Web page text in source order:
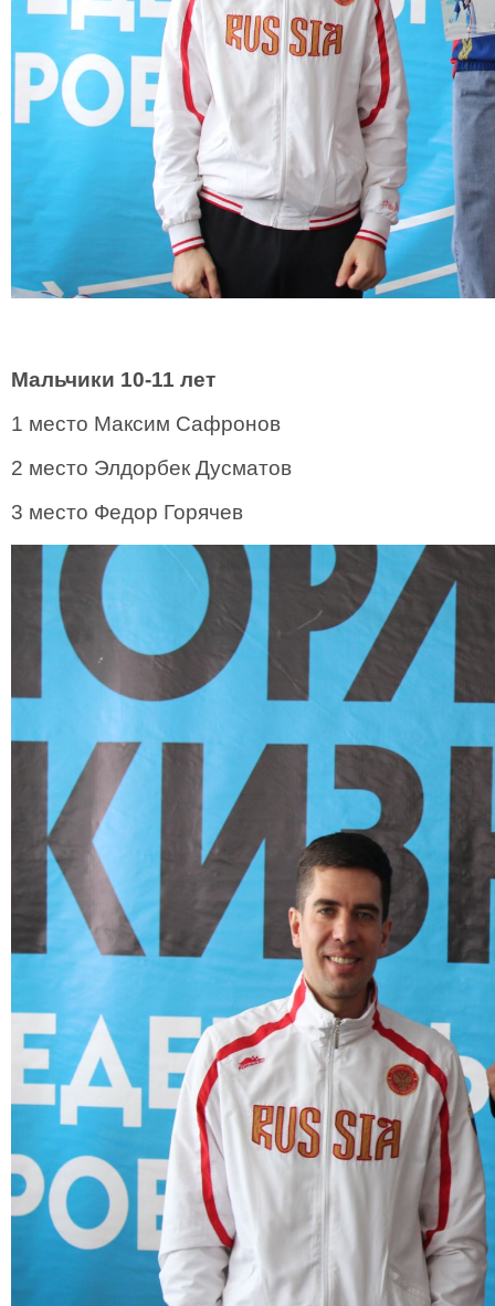
Мальчики 10-11 лет
1 место Максим Сафронов
2 место Элдорбек Дусматов
3 место Федор Горячев